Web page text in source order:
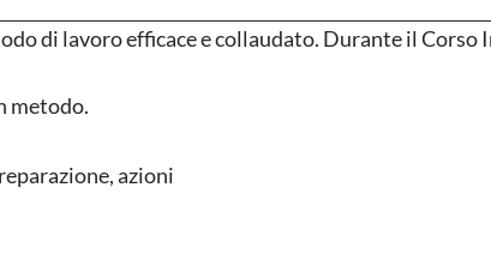
di lavoro efficace e collaudato. Durante il Corso
metodo.
azioni